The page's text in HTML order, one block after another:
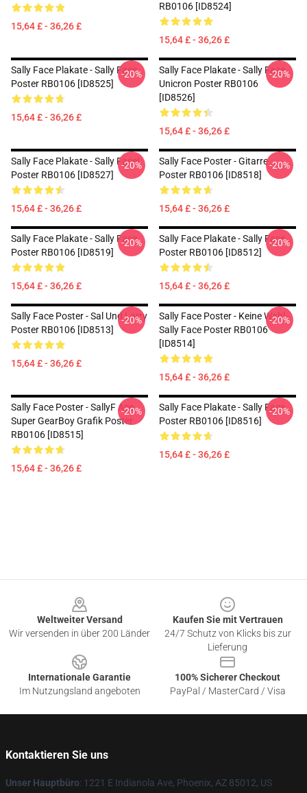
15,64 £ - 36,26 £
RB0106 [ID8524]
15,64 £ - 36,26 £
Sally Face Plakate - Sally Face
Poster RB0106 [ID8525]
15,64 £ - 36,26 £
-20%
Sally Face Plakate - Sally Face
Unicron Poster RB0106
[ID8526]
15,64 £ - 36,26 £
-20%
Sally Face Plakate - Sally Face!
Poster RB0106 [ID8527]
15,64 £ - 36,26 £
-20%
Sally Face Poster - Gitarre
Poster RB0106 [ID8518]
15,64 £ - 36,26 £
-20%
Sally Face Plakate - Sally Face
Poster RB0106 [ID8519]
15,64 £ - 36,26 £
-20%
Sally Face Plakate - Sally Face
Poster RB0106 [ID8512]
15,64 £ - 36,26 £
-20%
Sally Face Poster - Sal Und Larry
Poster RB0106 [ID8513]
15,64 £ - 36,26 £
-20%
Sally Face Poster - Keine Wahl -
Sally Face Poster RB0106
[ID8514]
15,64 £ - 36,26 £
-20%
Sally Face Poster - SallyF Ace
Super GearBoy Grafik Poster
RB0106 [ID8515]
15,64 £ - 36,26 £
-20%
Sally Face Plakate - Sally Face
Poster RB0106 [ID8516]
15,64 £ - 36,26 £
-20%
Weltweiter Versand
Wir versenden in über 200 Länder
Kaufen Sie mit Vertrauen
24/7 Schutz von Klicks bis zur
Lieferung
Internationale Garantie
Im Nutzungsland angeboten
100% Sicherer Checkout
PayPal / MasterCard / Visa
Kontaktieren Sie uns
Unser Hauptbüro: 1221 E Indianola Ave, Phoenix, AZ 85012, US